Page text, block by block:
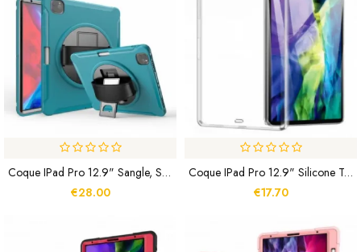
Coque IPad Pro 12.9" Sangle, Support Et Porte-Stylet
€28.00
Coque IPad Pro 12.9" Silicone Transparent
€17.70